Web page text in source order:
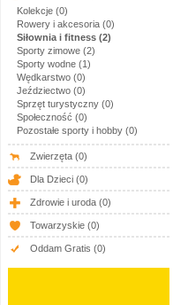
Kolekcje (0)
Rowery i akcesoria (0)
Siłownia i fitness (2)
Sporty zimowe (2)
Sporty wodne (1)
Wędkarstwo (0)
Jeździectwo (0)
Sprzęt turystyczny (0)
Społeczność (0)
Pozostałe sporty i hobby (0)
Zwierzęta (0)
Dla Dzieci (0)
Zdrowie i uroda (0)
Towarzyskie (0)
Oddam Gratis (0)